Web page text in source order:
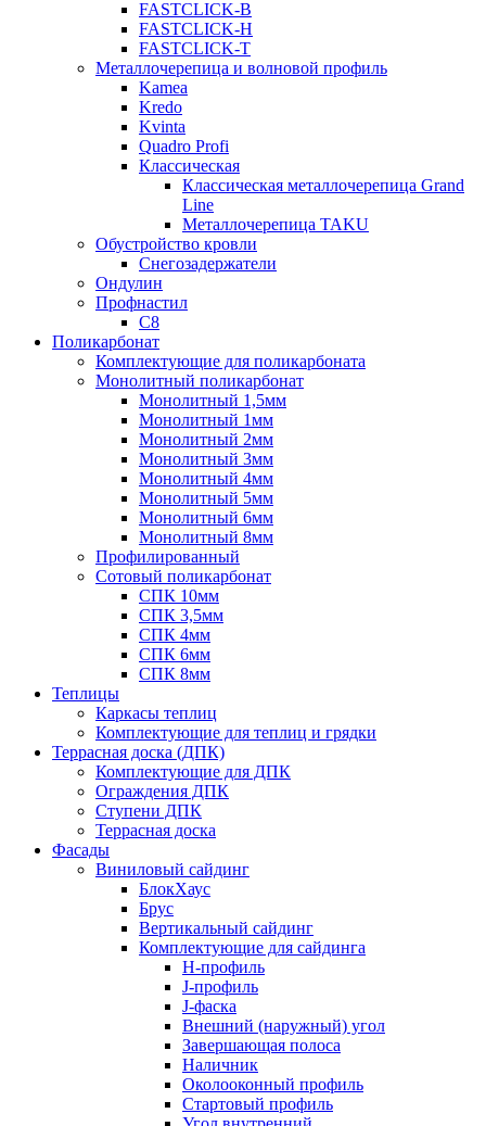
FASTCLICK-B
FASTCLICK-H
FASTCLICK-T
Металлочерепица и волновой профиль
Kamea
Kredo
Kvinta
Quadro Profi
Классическая
Классическая металлочерепица Grand
Line
Металлочерепица TAKU
Обустройство кровли
Снегозадержатели
Ондулин
Профнастил
С8
Поликарбонат
Комплектующие для поликарбоната
Монолитный поликарбонат
Монолитный 1,5мм
Монолитный 1мм
Монолитный 2мм
Монолитный 3мм
Монолитный 4мм
Монолитный 5мм
Монолитный 6мм
Монолитный 8мм
Профилированный
Сотовый поликарбонат
СПК 10мм
СПК 3,5мм
СПК 4мм
СПК 6мм
СПК 8мм
Теплицы
Каркасы теплиц
Комплектующие для теплиц и грядки
Террасная доска (ДПК)
Комплектующие для ДПК
Ограждения ДПК
Ступени ДПК
Террасная доска
Фасады
Виниловый сайдинг
БлокХаус
Брус
Вертикальный сайдинг
Комплектующие для сайдинга
H-профиль
J-профиль
J-фаска
Внешний (наружный) угол
Завершающая полоса
Наличник
Околооконный профиль
Стартовый профиль